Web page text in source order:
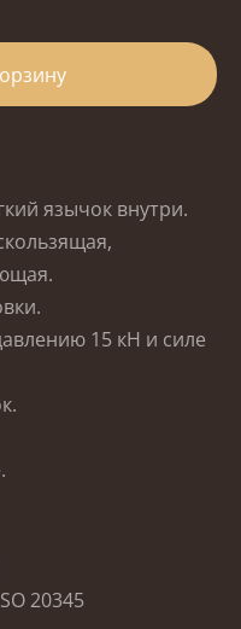
язычок внутри.
15 кН и силе
20345